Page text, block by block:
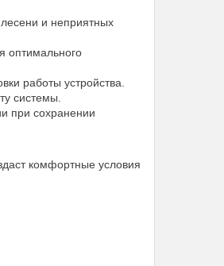
и неприятных
оптимального
работы устройства.
системы.
при сохранении
комфортные условия